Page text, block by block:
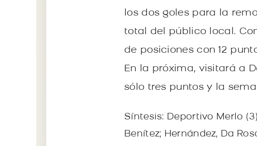
los dos goles para la
total del público local.
de posiciones con 12
En la próxima, visitará a
sólo tres puntos y la
Síntesis: Deportivo Merlo
Benítez; Hernández, Da